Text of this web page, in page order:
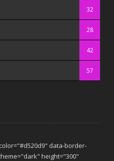
32
28
42
57
data-border-
height="300"